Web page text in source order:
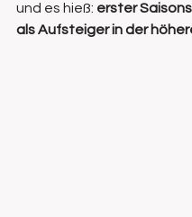
und es hieß: erster
als Aufsteiger in der